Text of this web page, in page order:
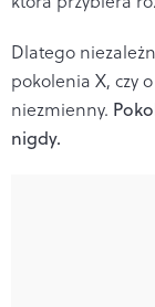
Dlatego
pokolenia X, czy
niezmienny.
nigdy.